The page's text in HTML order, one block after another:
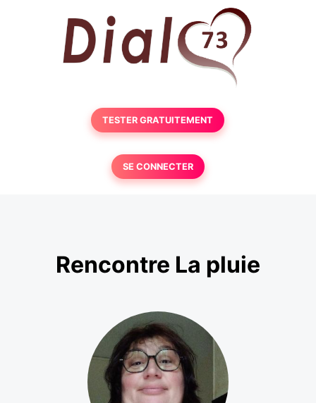
TESTER GRATUITEMENT
SE CONNECTER
Rencontre La pluie